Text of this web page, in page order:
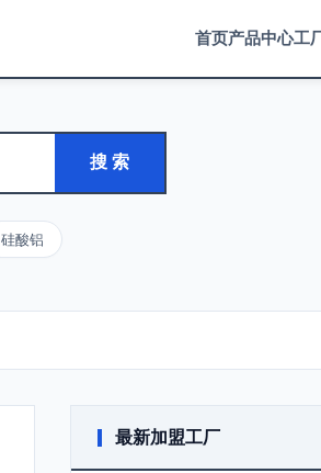
首页产品中心工
搜 索
硅酸铝
最新加盟工厂